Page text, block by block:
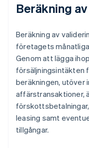
Beräkning
Beräkning av
företagets
Genom att lägga
försäljningsintäkten
beräkningen, utöver
affärstransaktioner,
leasing samt
tillgångar.